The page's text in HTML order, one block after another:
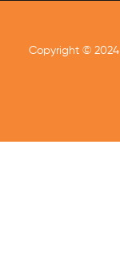
Copyright © 2024